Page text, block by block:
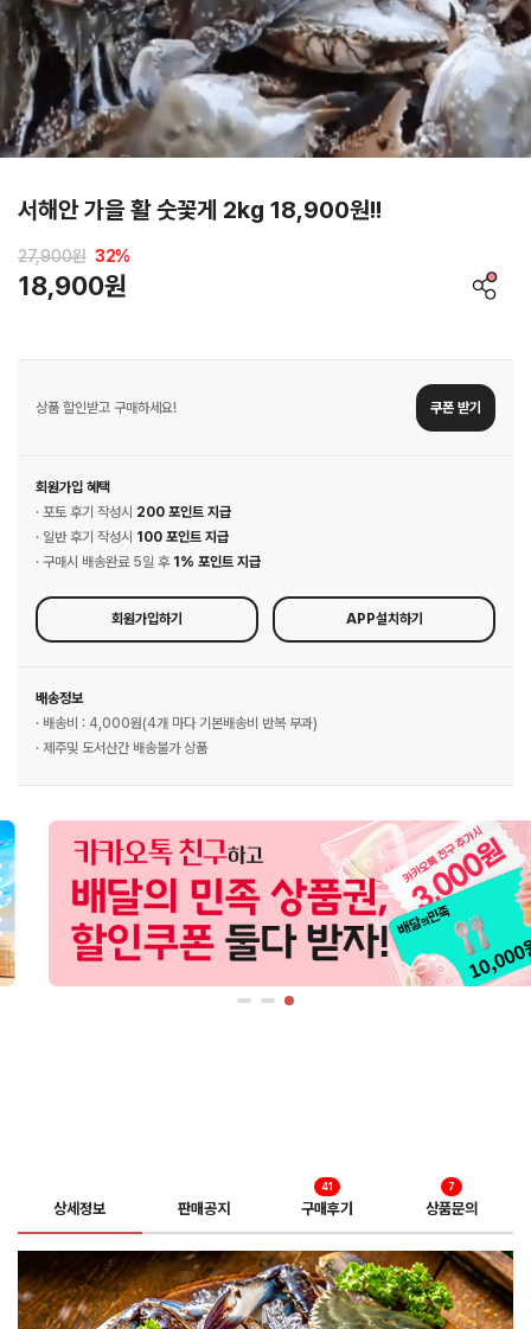
서해안 가을 활 숫꽃게 2kg 18,900원!!
27,900원 32%
18,900원
상품 할인받고 구매하세요! 쿠폰 받기
회원가입 혜택
· 포토 후기 작성시 200 포인트 지급
· 일반 후기 작성시 100 포인트 지급
· 구매시 배송완료 5일 후 1% 포인트 지급
회원가입하기 APP설치하기
배송정보
· 배송비 : 4,000원(4개 마다 기본배송비 반복 부과)
· 제주및 도서산간 배송불가 상품
상세정보 판매공지 구매후기
41
상품문의
7